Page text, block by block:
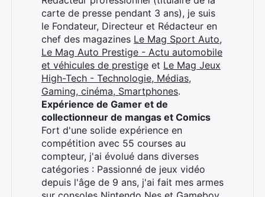
carte de presse pendant 3 ans), je suis
le Fondateur, Directeur et Rédacteur en
chef des magazines Le Mag Sport Auto,
Le Mag Auto Prestige - Actu automobile
et véhicules de prestige et Le Mag Jeux
High-Tech - Technologie, Médias,
Gaming, cinéma, Smartphones.
Expérience de Gamer et de
collectionneur de mangas et Comics
Fort d'une solide expérience en
compétition avec 55 courses au
compteur, j'ai évolué dans diverses
catégories : Passionné de jeux vidéo
depuis l'âge de 9 ans, j'ai fait mes armes
Rechercher